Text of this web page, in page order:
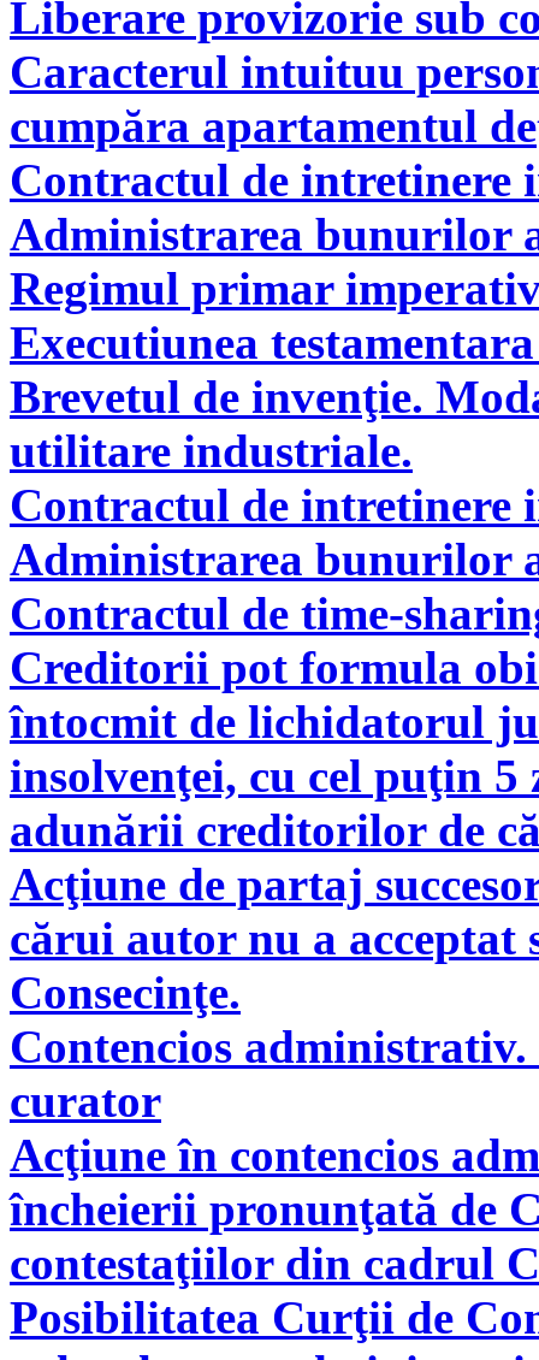
Liberare provizorie sub
Caracterul intuituu
cumpăra apartamentul
Contractul de intretinere
Administrarea bunurilor
Regimul primar
Executiunea
Brevetul de invenţie.
utilitare industriale.
Contractul de intretinere
Administrarea bunurilor
Contractul de time-
Creditorii pot formula
întocmit de lichidatorul
insolvenţei, cu cel puţin
adunării creditorilor de
Acţiune de partaj
cărui autor nu a acceptat
Consecinţe.
Contencios
curator
Acţiune în contencios
încheierii pronunţată de
contestaţiilor din cadrul
Posibilitatea Curţii de